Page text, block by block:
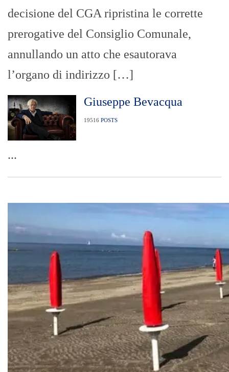
decisione del CGA ripristina le corrette
prerogative del Consiglio Comunale,
annullando un atto che esautorava
l’organo di indirizzo […]
Giuseppe Bevacqua
19516 POSTS
...